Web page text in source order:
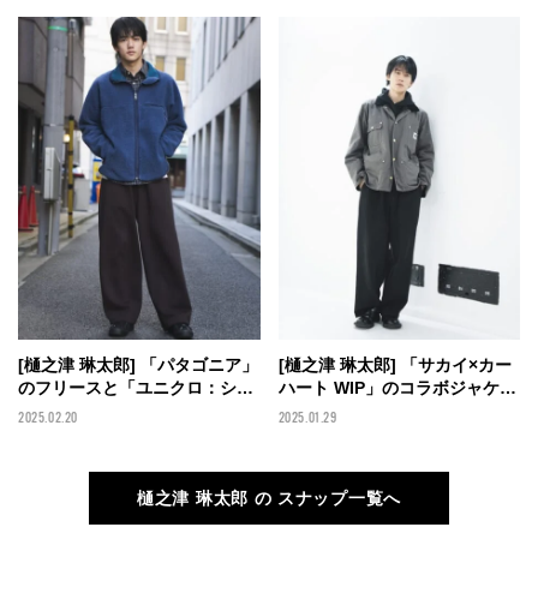
ノモデルの私服スナップ】
[樋之津 琳太郎] 「パタゴニア」
のフリースと「ユニクロ：シ
ー」のスウェットパンツで色味
2025.02.20
[樋之津 琳太郎] 「サカイ×カー
ハート WIP」のコラボジャケッ
トに「ユニクロ：シー」のスウ
ナップ】
2025.01.29
樋之津 琳太郎 の スナップ一覧へ